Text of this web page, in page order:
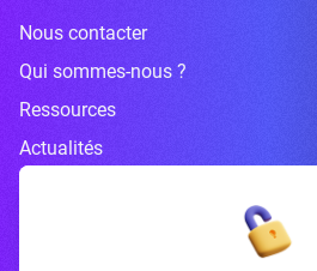
Nous contacter
Qui sommes-nous ?
Ressources
Actualités
Inscrivez-vous à la